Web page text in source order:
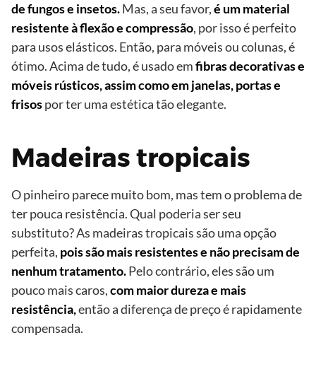
de fungos e insetos.Mas, a seu favor,é um material
resistente à flexão e compressão, por isso é perfeito
para usos elásticos. Então, para móveis ou colunas, é
ótimo. Acima de tudo, é usado emfibras decorativas e
móveis rústicos, assim como em janelas, portas e
frisospor ter uma estética tão elegante.
Madeiras tropicais
O pinheiro parece muito bom, mas tem o problema de
ter pouca resistência. Qual poderia ser seu
substituto? As madeiras tropicais são uma opção
perfeita, pois são mais resistentes e não precisam de
nenhum tratamento.Pelo contrário, eles são um
pouco mais caros,com maior dureza e mais
resistência,então a diferença de preço é rapidamente
compensada.